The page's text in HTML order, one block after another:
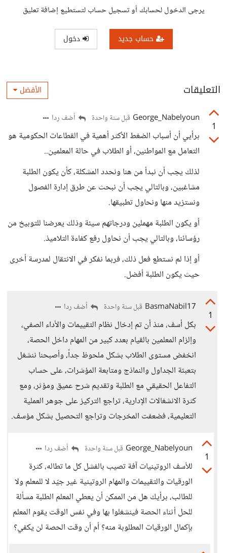
يرجى الدخول لحسابك أو تسجيل حساب لتستطيع إضافة تعليق
حساب جديد دخول
التعليقات الأفضل
1
George_Nabelyoun قبل سنة واحدة أضف ردا
برأيي أن أسباب الضغط الأكثر أهمية في القطاعات الحكومية هو
التعامل مع المواطنين، أو الطلاب في حالة المعلمين..
لذلك يجب أن نبدأ من هنا ونحدد المشكلة، كأن يكون الطلبة
مشاغبين، وبالتالي يجب أن نبحث عن طرق إدارة الفصول
ونستزيد منها ونحاول تطبيقها.
أو يكون الطلبة مهملين ودرجاتهم سيئة وذلك يعرضنا للتوبيخ من
رؤسائنا، وبالتالي يجب أن نحاول رفع كفاءة التلاميذ.
أو إذا لم نستطع فعل ذلك، فربما نفكر في الانتقال لمدرسة أخرى
حيث يكون الطلبة أفضل.
1
BasmaNabil17 قبل سنة واحدة أضف ردا
بكل أسف، منذ أن تم إدخال نظام التقييمات والأداء الصفي،
وإلزام المعلمين بالقيام بعدد كبير من المهام داخل الحصة،
انخفض مستوى الطلاب بشكل ملحوظ جداً، وأصبحنا ننشغل
بتعبئة الجداول والنماذج ومتابعة المؤشرات، على حساب
التفاعل الحقيقي مع الطلبة وتقديم شرح عميق ومؤثر، ومع
كثرة الانشغالات الإدارية، تراجع التركيز على جوهر العملية
التعليمية، فضعفت المخرجات وتراجع التحصيل بشكل مؤسف.
1
George_Nabelyoun قبل سنة واحدة أضف ردا
للأسف الروتينيات آفة تصيب بالفشل كل ما تطاله، كثرة
الورقيات والتقييمات والمهام الروتينية غير جيّد لا للمعلم ولا
للطالب، برأيك هل من الممكن أن يعطي المعلم الطلبة مسألة
للحل أثناء الحصة فينشغلوا بها وفي نفس الوقت يقوم المعلم
بإكمال الورقيات المطلوبة منه؟ أم أن وقت الحصة لن يكفي؟